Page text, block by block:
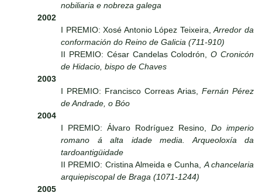
nobiliaria e nobreza galega
2002
I PREMIO: Xosé Antonio López Teixeira,Arredor da
conformación do Reino de Galicia (711-910)
II PREMIO: César Candelas Colodrón,O Cronicón
de Hidacio, bispo de Chaves
2003
I PREMIO: Francisco Correas Arias, Fernán Pérez
de Andrade, o Bóo
2004
I PREMIO: Álvaro Rodríguez Resino, Do imperio
romano á alta idade media. Arqueoloxía da
tardoantigüidade
II PREMIO: Cristina Almeida e Cunha,A chancelaria
arquiepiscopal de Braga (1071-1244)
2005